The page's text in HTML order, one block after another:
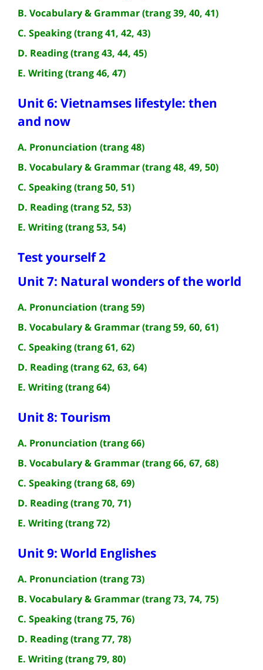
B. Vocabulary & Grammar (trang 39, 40, 41)
C. Speaking (trang 41, 42, 43)
D. Reading (trang 43, 44, 45)
E. Writing (trang 46, 47)
Unit 6: Vietnamses lifestyle: then
and now
A. Pronunciation (trang 48)
B. Vocabulary & Grammar (trang 48, 49, 50)
C. Speaking (trang 50, 51)
D. Reading (trang 52, 53)
E. Writing (trang 53, 54)
Test yourself 2
Unit 7: Natural wonders of the world
A. Pronunciation (trang 59)
B. Vocabulary & Grammar (trang 59, 60, 61)
C. Speaking (trang 61, 62)
D. Reading (trang 62, 63, 64)
E. Writing (trang 64)
Unit 8: Tourism
A. Pronunciation (trang 66)
B. Vocabulary & Grammar (trang 66, 67, 68)
C. Speaking (trang 68, 69)
D. Reading (trang 70, 71)
E. Writing (trang 72)
Unit 9: World Englishes
A. Pronunciation (trang 73)
B. Vocabulary & Grammar (trang 73, 74, 75)
C. Speaking (trang 75, 76)
D. Reading (trang 77, 78)
E. Writing (trang 79, 80)